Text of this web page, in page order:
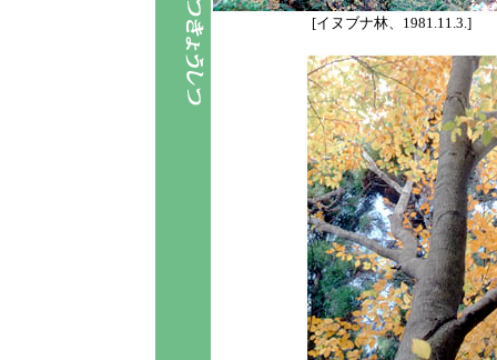
[イヌブナ林、1981.11.3.]